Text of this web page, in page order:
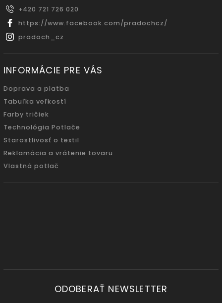
+420 721 726 020
https://www.facebook.com/pradochcz/
pradoch_cz
INFORMÁCIE PRE VÁS
Doprava a platba
Tabuľka veľkostí
Farby tričiek
Technológia Potlače
Starostlivosť o textil
Reklamácia a vrátenie tovaru
Vlastná potlač
ODOBERAŤ NEWSLETTER